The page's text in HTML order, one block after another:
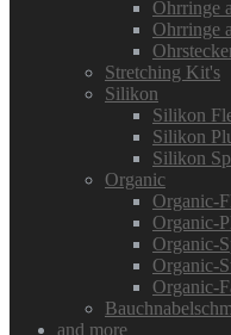
Ohrringe
Ohrringe
Stretching Kit's
Silikon
Silikon
Silikon
Silikon
Organic
Organic-
Organic-
Organic-
Organic-
Organic-
and more